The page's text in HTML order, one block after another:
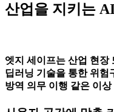
산업을 지키는
엣지 세이프는 산업 현장
딥러닝 기술을 통한 위험
방역 의무 이행 같은 이